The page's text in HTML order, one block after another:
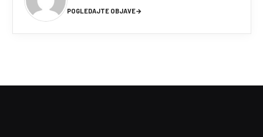
POGLEDAJTE OBJAVE→